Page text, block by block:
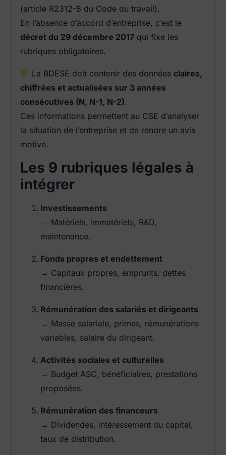
(article R2312-8 du Code du travail).
En l’absence d’accord d’entreprise, c’est le
décret du 29 décembre 2017qui fixe les
rubriques obligatoires.
La BDESE doit contenir des données claires,
chiffrées et actualisées sur 3 années
consécutives (N, N-1, N-2).
Ces informations permettent au CSE d’analyser
la situation de l’entreprise et de rendre un avis
motivé.
Les 9 rubriques légales à
intégrer
Investissements
→ Matériels, immatériels, R&D,
maintenance.
Fonds propres et endettement
→ Capitaux propres, emprunts, dettes
financières.
Rémunération des salariés et dirigeants
→ Masse salariale, primes, rémunérations
variables, salaire du dirigeant.
Activités sociales et culturelles
→ Budget ASC, bénéficiaires, prestations
proposées.
Rémunération des financeurs
→ Dividendes, intéressement du capital,
taux de distribution.